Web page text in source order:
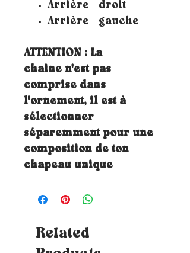
Arrière - droit
Arrière - gauche
ATTENTION : La
chaine n'est pas
comprise dans
l'ornement, il est à
sélectionner
séparemment pour une
composition de ton
chapeau unique
Related